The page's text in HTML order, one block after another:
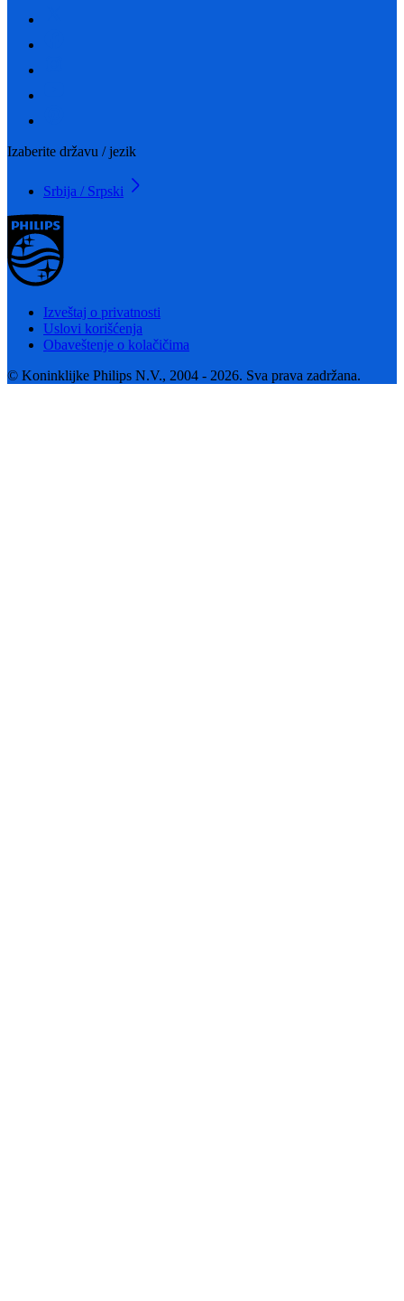
Izaberite državu / jezik
Srbija / Srpski
Izveštaj o privatnosti
Uslovi korišćenja
Obaveštenje o kolačičima
© Koninklijke Philips N.V., 2004 - 2026. Sva prava zadržana.